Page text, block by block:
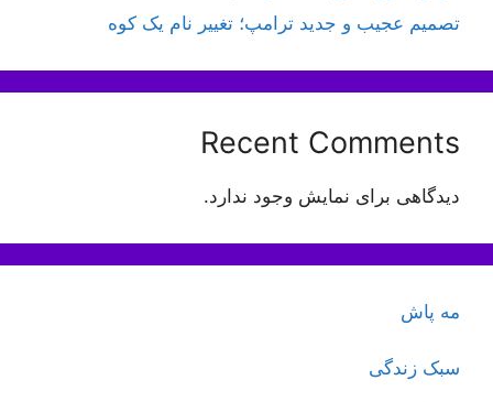
تصمیم عجیب و جدید ترامپ؛ تغییر نام یک کوه
Recent Comments
دیدگاهی برای نمایش وجود ندارد.
مه پاش
سبک زندگی